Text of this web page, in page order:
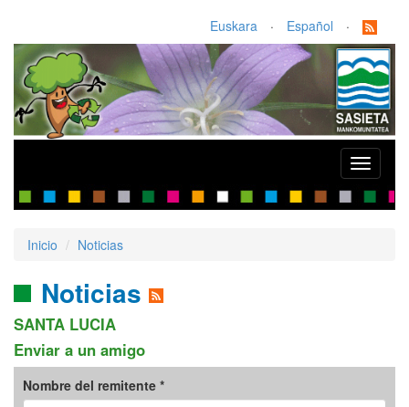
Euskara · Español ·
Toggle
Inicio Noticias
Noticias
SANTA LUCIA
Enviar a un amigo
Nombre del remitente *